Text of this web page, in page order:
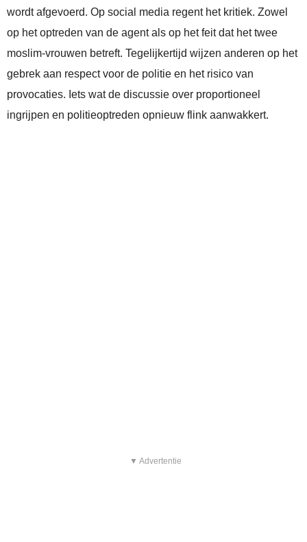
wordt afgevoerd. Op social media regent het kritiek. Zowel
op het optreden van de agent als op het feit dat het twee
moslim‑vrouwen betreft. Tegelijkertijd wijzen anderen op het
gebrek aan respect voor de politie en het risico van
provocaties. Iets wat de discussie over proportioneel
ingrijpen en politieoptreden opnieuw flink aanwakkert.
▼ Advertentie